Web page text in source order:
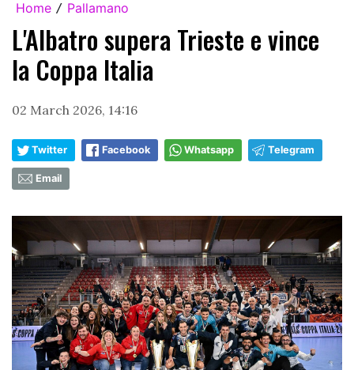
Home / Pallamano
L'Albatro supera Trieste e vince
la Coppa Italia
02 March 2026, 14:16
Twitter Facebook Whatsapp Telegram
Email